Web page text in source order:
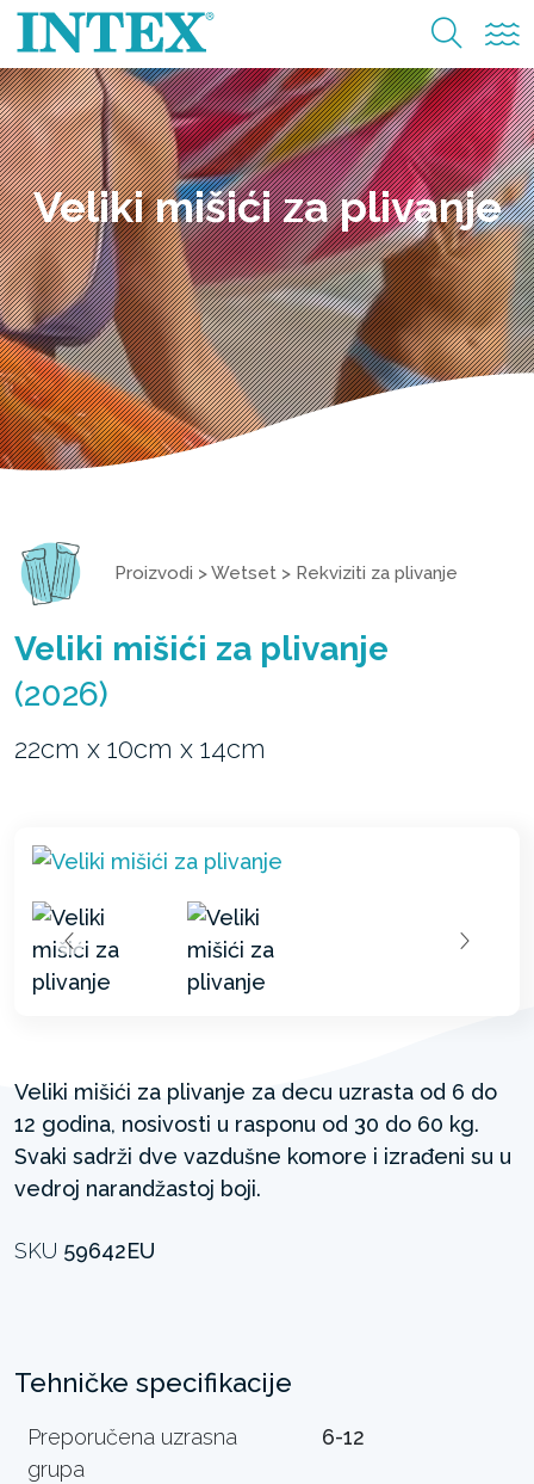
Veliki mišići za plivanje
Proizvodi >Wetset > Rekviziti za plivanje
Veliki mišići za plivanje
(2026)
22cm x 10cm x 14cm
Veliki mišići za plivanje za decu uzrasta od 6 do
12 godina, nosivosti u rasponu od 30 do 60 kg.
Svaki sadrži dve vazdušne komore i izrađeni su u
vedroj narandžastoj boji.
SKU 59642EU
Tehničke specifikacije
Preporučena uzrasna
grupa
6-12